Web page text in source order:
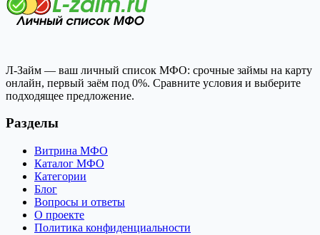
Л-Займ — ваш личный список МФО: срочные займы на карту
онлайн, первый заём под 0%. Сравните условия и выберите
подходящее предложение.
Разделы
Витрина МФО
Каталог МФО
Категории
Блог
Вопросы и ответы
О проекте
Политика конфиденциальности